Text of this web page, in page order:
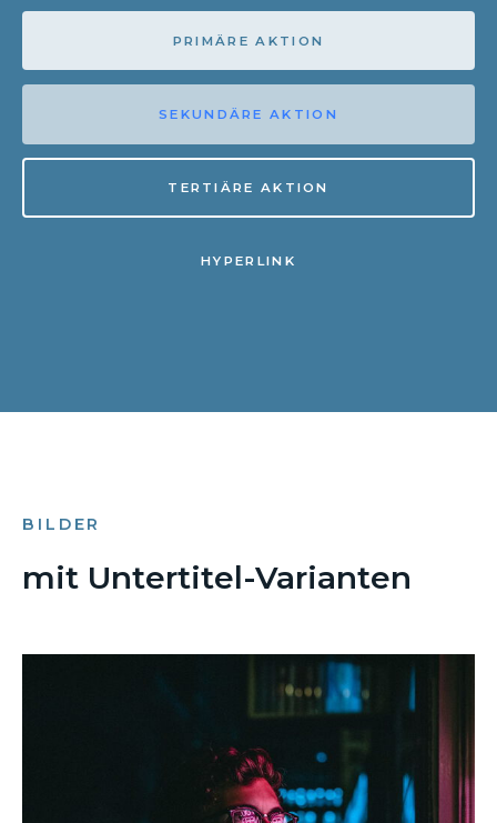
PRIMÄRE AKTION
SEKUNDÄRE AKTION
TERTIÄRE AKTION
HYPERLINK
BILDER
mit Untertitel-Varianten